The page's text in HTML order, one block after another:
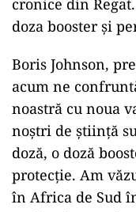
cronice din
doza booster şi
Boris Johnson,
acum ne
noastră cu noua
noștri de știință
doză, o doză
protecție. Am
în Africa de Sud